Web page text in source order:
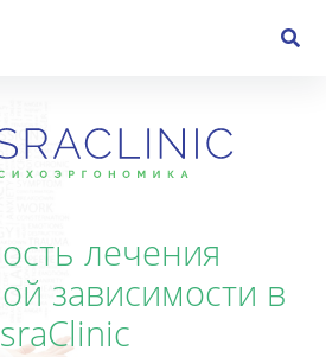
лечения
зависимости в